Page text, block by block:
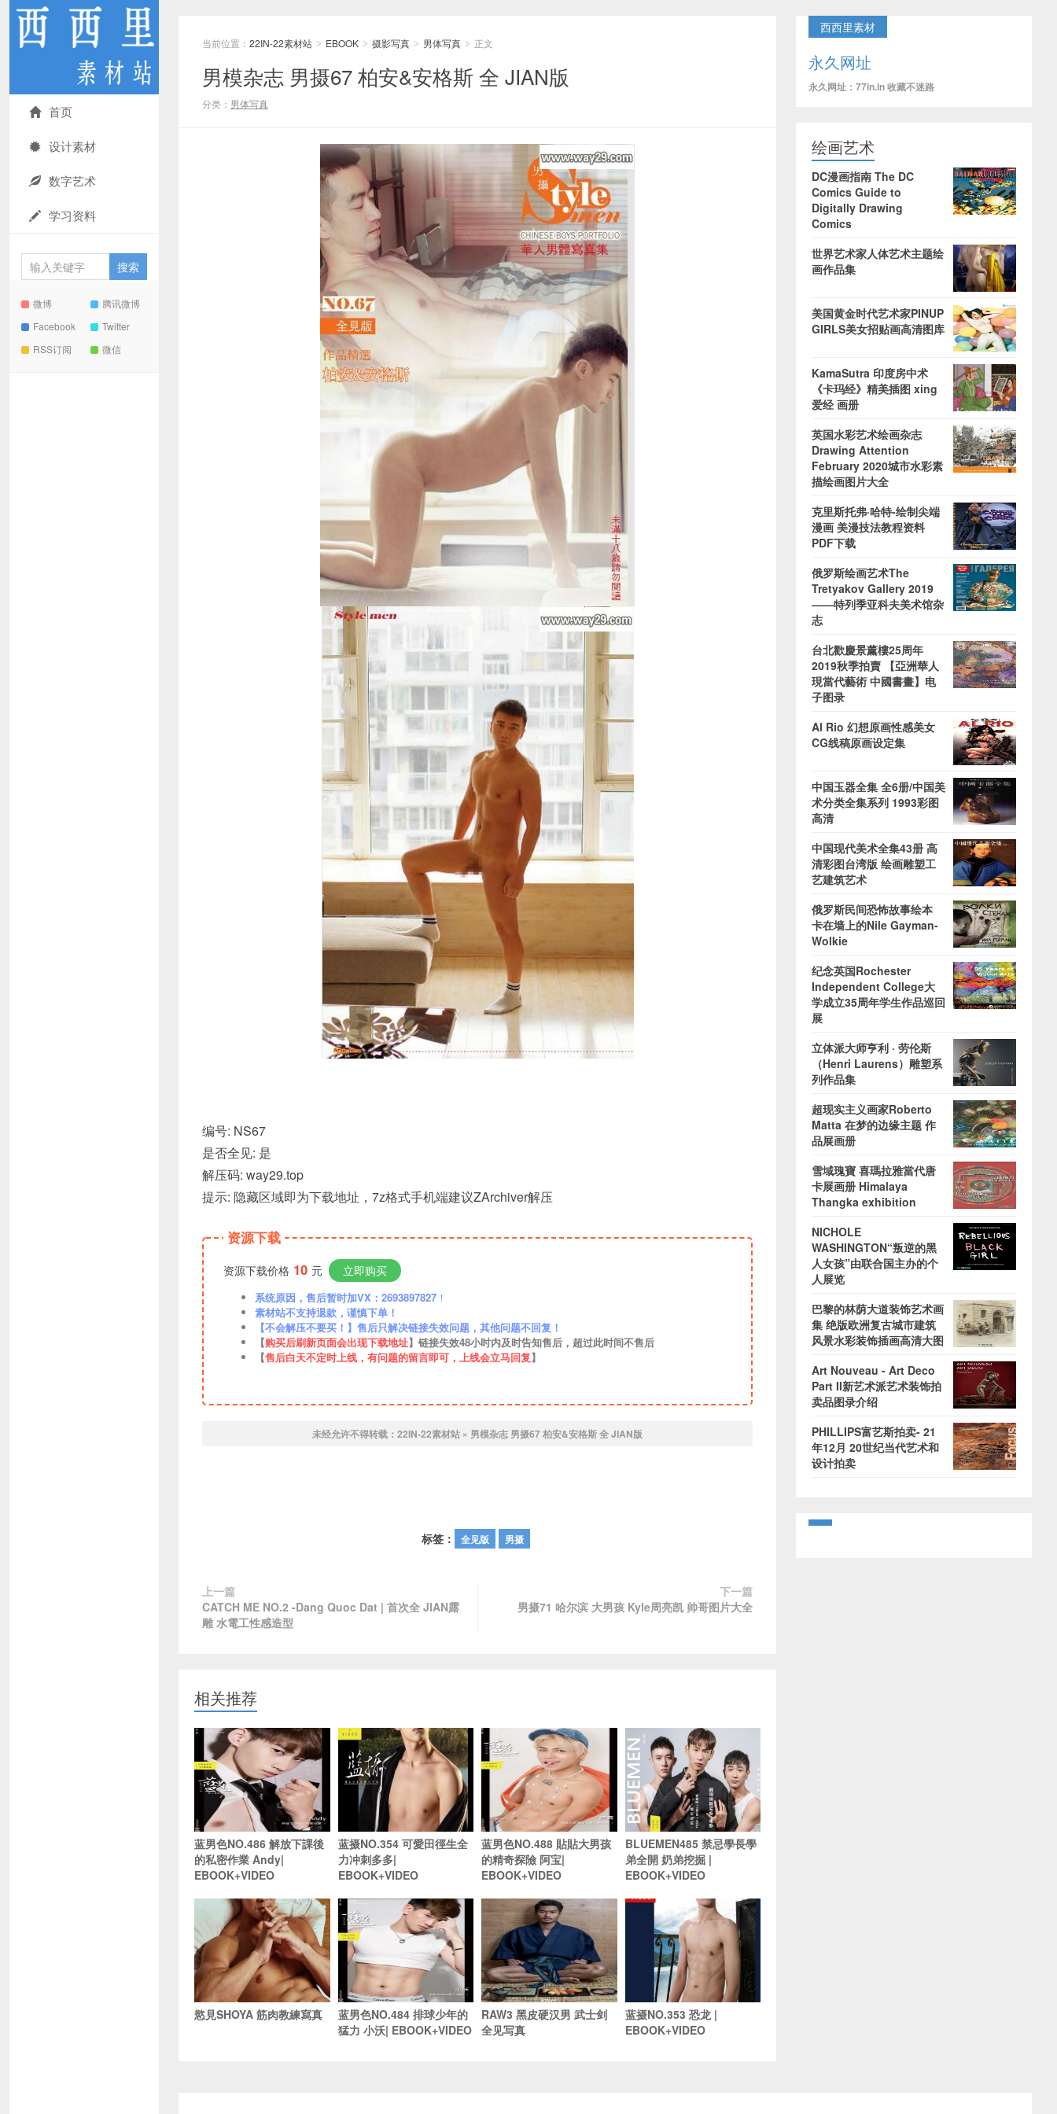
首页
设计素材
数字艺术
学习资料
微博
腾讯微博
Facebook
Twitter
RSS订阅
微信
当前位置： 22IN-22素材站 > EBOOK > 摄影写真 > 男体写真 > 正文
男模杂志 男摄67 柏安&安格斯 全 JIAN版
分类： 男体写真
编号: NS67
是否全见: 是
解压码: way29.top
提示: 隐藏区域即为下载地址，7z格式手机端建议ZArchiver解压
资源下载
资源下载价格 10 元 立即购买
系统原因，售后暂时加VX：2693897827 ！
素材站不支持退款，谨慎下单！
【不会解压不要买！】售后只解决链接失效问题，其他问题不回复！
【购买后刷新页面会出现下载地址】链接失效48小时内及时告知售后，超过此时间不售后
【售后白天不定时上线，有问题的留言即可，上线会立马回复】
未经允许不得转载： 22IN-22素材站 » 男模杂志 男摄67 柏安&安格斯 全 JIAN版
标签： 全见版 男摄
上一篇
CATCH ME NO.2 -Dang Quoc Dat | 首次全 JIAN露
雕 水電工性感造型
下一篇
男摄71 哈尔滨 大男孩 Kyle周亮凯 帅哥图片大全
相关推荐
蓝男色NO.486 解放下課後
的私密作業 Andy|
EBOOK+VIDEO
蓝摄NO.354 可愛田徑生全
力冲刺多多|
EBOOK+VIDEO
蓝男色NO.488 貼貼大男孩
的精奇探險 阿宝|
EBOOK+VIDEO
BLUEMEN485 禁忌學長學
弟全開 奶弟挖掘 |
EBOOK+VIDEO
慾見SHOYA 筋肉教練寫真
蓝男色NO.484 排球少年的
猛力 小沃| EBOOK+VIDEO
RAW3 黑皮硬汉男 武士剑
全见写真
蓝摄NO.353 恐龙 |
EBOOK+VIDEO
西西里素材
永久网址
永久网址：77in.in 收藏不迷路
绘画艺术
DC漫画指南 The DC
Comics Guide to
Digitally Drawing
Comics
世界艺术家人体艺术主题绘
画作品集
美国黄金时代艺术家PINUP
GIRLS美女招贴画高清图库
KamaSutra 印度房中术
《卡玛经》精美插图 xing
爱经 画册
英国水彩艺术绘画杂志
Drawing Attention
February 2020城市水彩素
描绘画图片大全
克里斯托弗·哈特-绘制尖端
漫画 美漫技法教程资料
PDF下载
俄罗斯绘画艺术The
Tretyakov Gallery 2019
——特列季亚科夫美术馆杂
志
台北歡慶景薰樓25周年
2019秋季拍賣 【亞洲華人
現當代藝術 中國書畫】电
子图录
Al Rio 幻想原画性感美女
CG线稿原画设定集
中国玉器全集 全6册/中国美
术分类全集系列 1993彩图
高清
中国现代美术全集43册 高
清彩图台湾版 绘画雕塑工
艺建筑艺术
俄罗斯民间恐怖故事绘本
卡在墙上的Nile Gayman-
Wolkie
纪念英国Rochester
Independent College大
学成立35周年学生作品巡回
展
立体派大师亨利 · 劳伦斯
（Henri Laurens）雕塑系
列作品集
超现实主义画家Roberto
Matta 在梦的边缘主题 作
品展画册
雪域瑰寶 喜瑪拉雅當代唐
卡展画册 Himalaya
Thangka exhibition
NICHOLE
WASHINGTON“叛逆的黑
人女孩”由联合国主办的个
人展览
巴黎的林荫大道装饰艺术画
集 绝版欧洲复古城市建筑
风景水彩装饰插画高清大图
Art Nouveau - Art Deco
Part II新艺术派艺术装饰拍
卖品图录介绍
PHILLIPS富艺斯拍卖- 21
年12月 20世纪当代艺术和
设计拍卖